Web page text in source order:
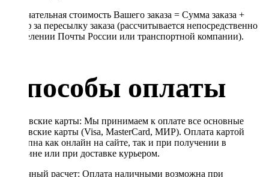
Окончательная стоимость Вашего заказа = Сумма заказа +
Тариф за пересылку заказа (рассчитывается непосредственно
в отделении Почты России или транспортной компании).
Способы оплаты
Банковские карты: Мы принимаем к оплате все основные
банковские карты (Visa, MasterCard, МИР). Оплата картой
доступна как онлайн на сайте, так и при получении в
магазине или при доставке курьером.
Наличный расчет: Оплата наличными возможна при